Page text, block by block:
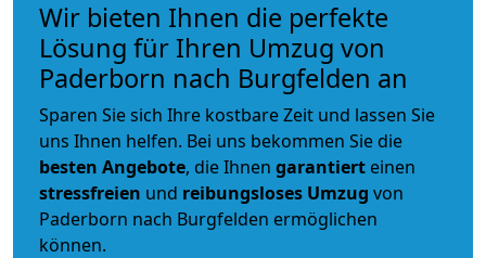
Wir bieten Ihnen die perfekte
Lösung für Ihren Umzug von
Paderborn nach Burgfelden an
Sparen Sie sich Ihre kostbare Zeit und lassen Sie
uns Ihnen helfen. Bei uns bekommen Sie die
besten Angebote, die Ihnen garantiert einen
stressfreien und reibungsloses Umzug von
Paderborn nach Burgfelden ermöglichen
können.